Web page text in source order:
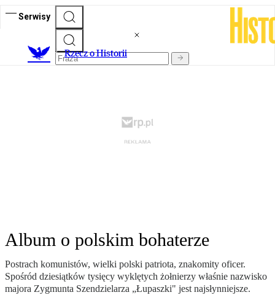
Serwisy
Rzecz o Historii
Album o polskim bohaterze
Postrach komunistów, wielki polski patriota, znakomity oficer.
Spośród dziesiątków tysięcy wyklętych żołnierzy właśnie nazwisko
majora Zygmunta Szendzielarza „Łupaszki" jest najsłynniejsze.